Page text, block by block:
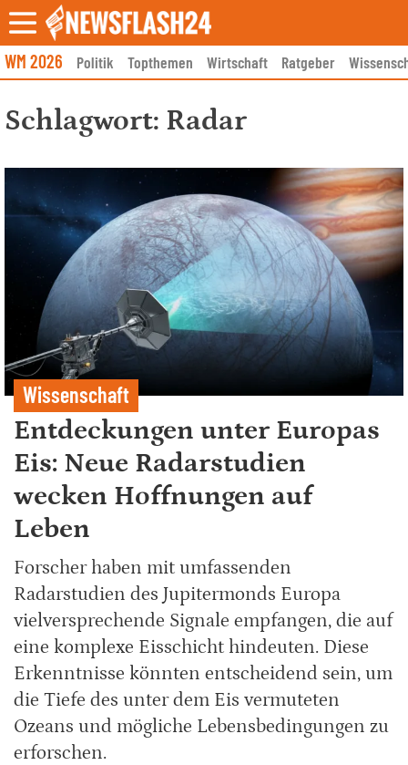
Skip
to
content
WM 2026 Politik Topthemen Wirtschaft Ratgeber
Schlagwort: Radar
Wissenschaft
Entdeckungen unter Europas
Eis: Neue Radarstudien
wecken Hoffnungen auf
Leben
Forscher haben mit umfassenden
Radarstudien des Jupitermonds Europa
vielversprechende Signale empfangen, die auf
eine komplexe Eisschicht hindeuten. Diese
Erkenntnisse könnten entscheidend sein, um
die Tiefe des unter dem Eis vermuteten
Ozeans und mögliche Lebensbedingungen zu
erforschen.